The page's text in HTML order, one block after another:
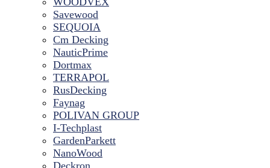
Savewood
SEQUOIA
Cm Decking
NauticPrime
Dortmax
TERRAPOL
RusDecking
Faynag
POLIVAN GROUP
I-Techplast
GardenParkett
NanoWood
Deckron